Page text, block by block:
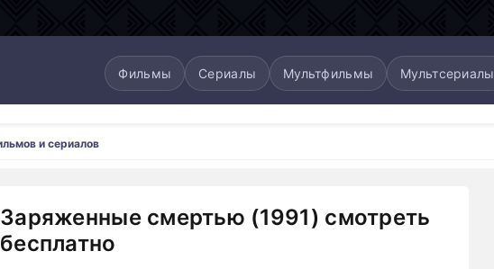
Фильмы Сериалы Мультфильмы Мультсериалы
Заряженные смертью (1991) смотреть
бесплатно